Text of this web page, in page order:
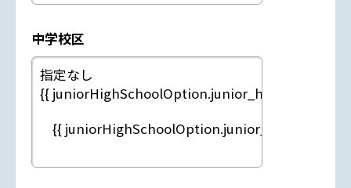
中学校区